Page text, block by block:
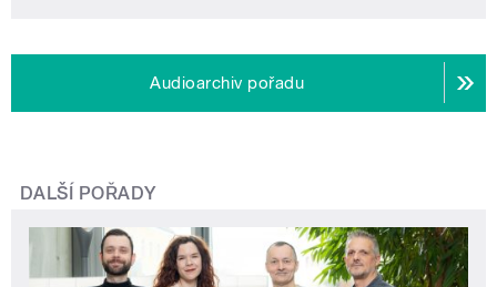
Audioarchiv pořadu
DALŠÍ POŘADY